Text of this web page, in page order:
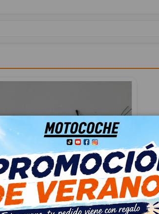
LUZ CENTRAL DE FRENO
63256924673 63256931397